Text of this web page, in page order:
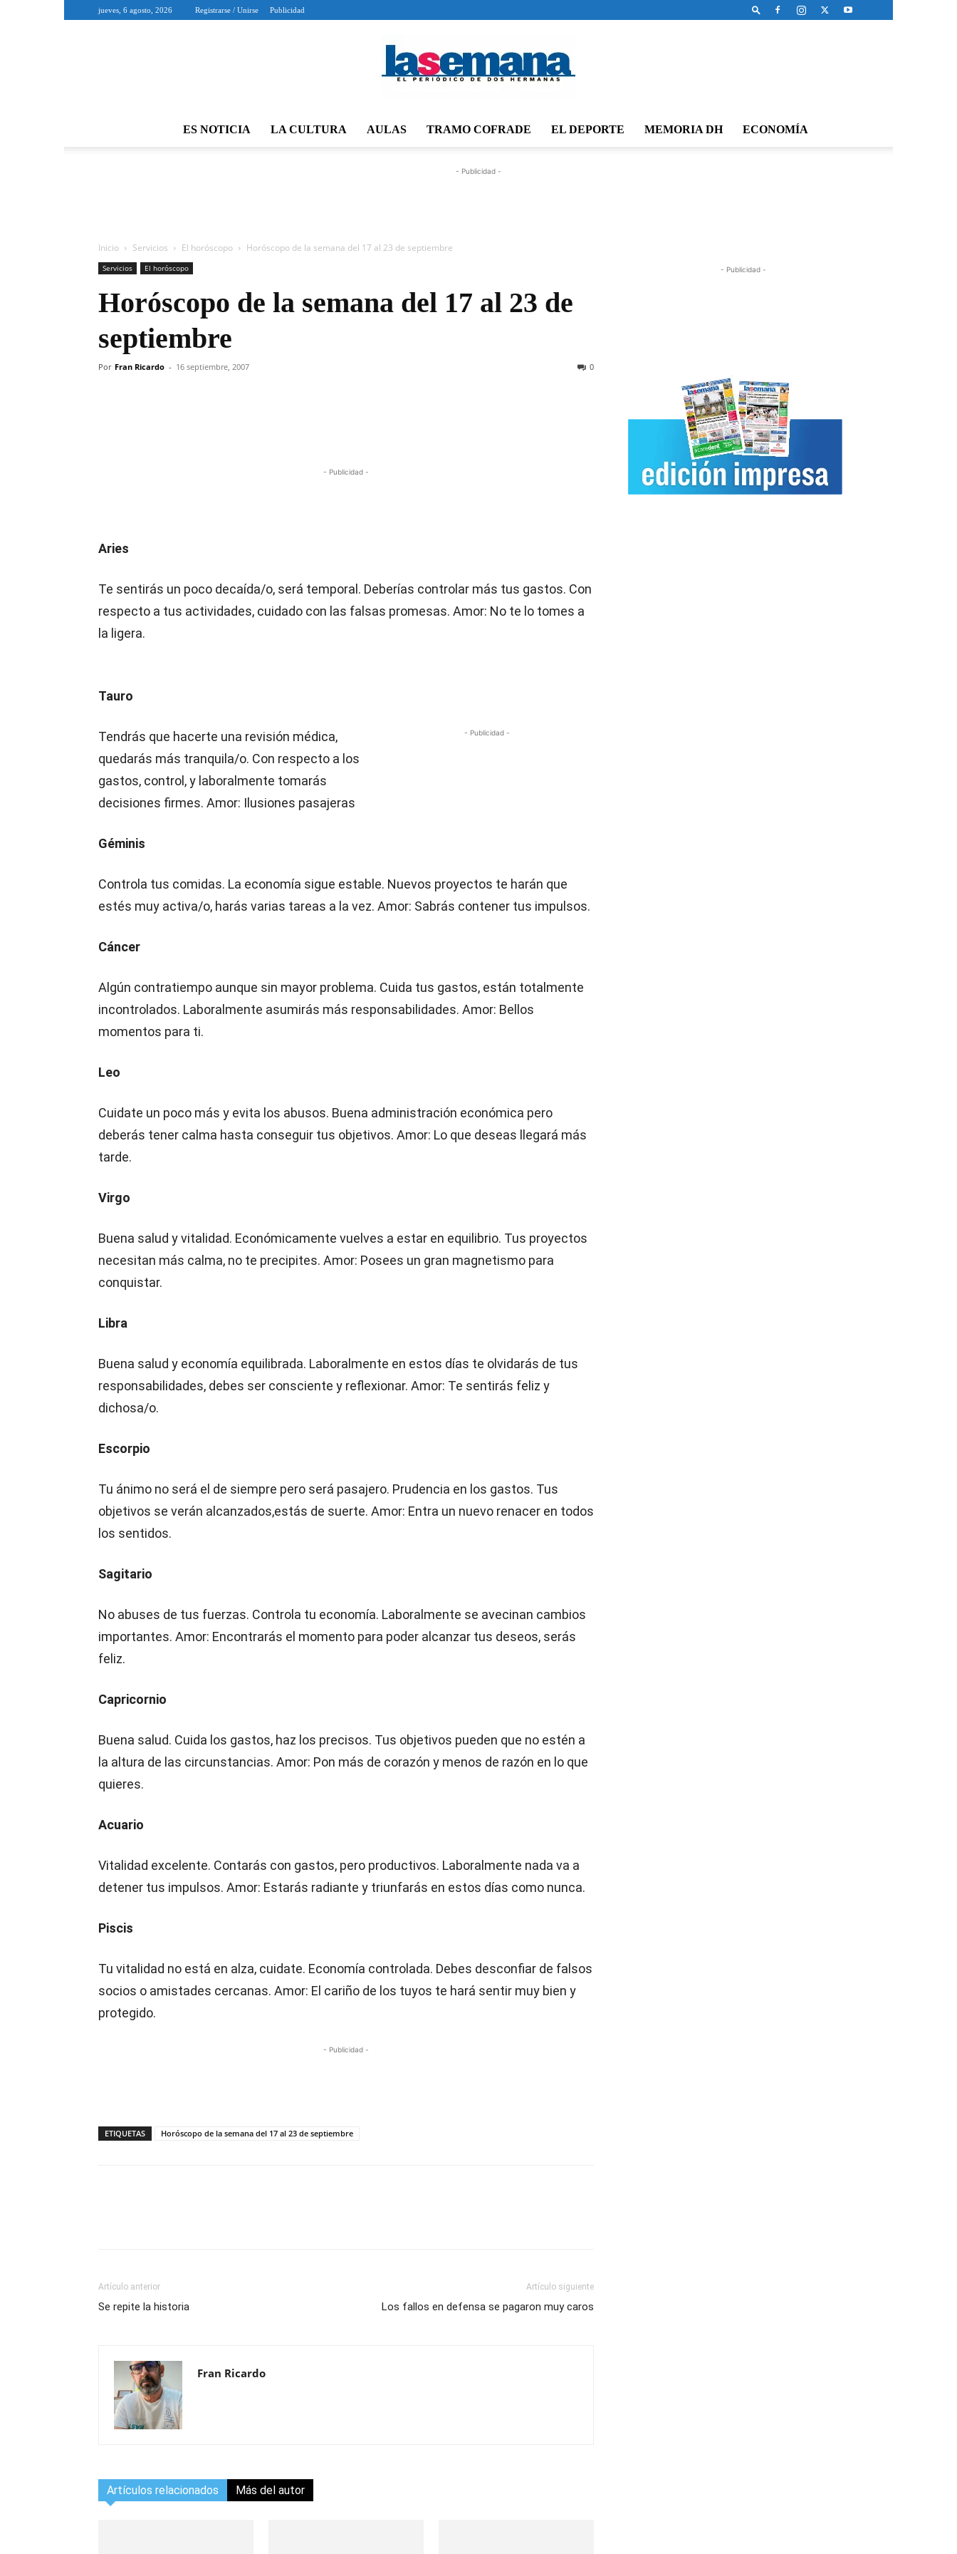
jueves, 6 agosto, 2026 Registrarse / Unirse Publicidad
ES NOTICIA LA CULTURA AULAS TRAMO COFRADE EL DEPORTE MEMORIA DH ECONOMÍA
- Publicidad -
Inicio Servicios El horóscopo Horóscopo de la semana del 17 al 23 de septiembre
Servicios El horóscopo
Horóscopo de la semana del 17 al 23 de
septiembre
Por Fran Ricardo - 16 septiembre, 2007 0
- Publicidad -
Aries
Te sentirás un poco decaída/o, será temporal. Deberías controlar más tus gastos. Con
respecto a tus actividades, cuidado con las falsas promesas. Amor: No te lo tomes a
la ligera.
Tauro
- Publicidad -
Tendrás que hacerte una revisión médica,
quedarás más tranquila/o. Con respecto a los
gastos, control, y laboralmente tomarás
decisiones firmes. Amor: Ilusiones pasajeras
Géminis
Controla tus comidas. La economía sigue estable. Nuevos proyectos te harán que
estés muy activa/o, harás varias tareas a la vez. Amor: Sabrás contener tus impulsos.
Cáncer
Algún contratiempo aunque sin mayor problema. Cuida tus gastos, están totalmente
incontrolados. Laboralmente asumirás más responsabilidades. Amor: Bellos
momentos para ti.
Leo
Cuidate un poco más y evita los abusos. Buena administración económica pero
deberás tener calma hasta conseguir tus objetivos. Amor: Lo que deseas llegará más
tarde.
Virgo
Buena salud y vitalidad. Económicamente vuelves a estar en equilibrio. Tus proyectos
necesitan más calma, no te precipites. Amor: Posees un gran magnetismo para
conquistar.
Libra
Buena salud y economía equilibrada. Laboralmente en estos días te olvidarás de tus
responsabilidades, debes ser consciente y reflexionar. Amor: Te sentirás feliz y
dichosa/o.
Escorpio
Tu ánimo no será el de siempre pero será pasajero. Prudencia en los gastos. Tus
objetivos se verán alcanzados,estás de suerte. Amor: Entra un nuevo renacer en todos
los sentidos.
Sagitario
No abuses de tus fuerzas. Controla tu economía. Laboralmente se avecinan cambios
importantes. Amor: Encontrarás el momento para poder alcanzar tus deseos, serás
feliz.
Capricornio
Buena salud. Cuida los gastos, haz los precisos. Tus objetivos pueden que no estén a
la altura de las circunstancias. Amor: Pon más de corazón y menos de razón en lo que
quieres.
Acuario
Vitalidad excelente. Contarás con gastos, pero productivos. Laboralmente nada va a
detener tus impulsos. Amor: Estarás radiante y triunfarás en estos días como nunca.
Piscis
Tu vitalidad no está en alza, cuidate. Economía controlada. Debes desconfiar de falsos
socios o amistades cercanas. Amor: El cariño de los tuyos te hará sentir muy bien y
protegido.
- Publicidad -
ETIQUETAS Horóscopo de la semana del 17 al 23 de septiembre
Artículo anterior
Se repite la historia
Artículo siguiente
Los fallos en defensa se pagaron muy caros
Fran Ricardo
Artículos relacionados Más del autor
- Publicidad -